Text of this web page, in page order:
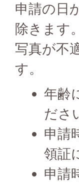
申請の日
除きます
写真が不
す。
年齢
ださ
申請
領証
申請